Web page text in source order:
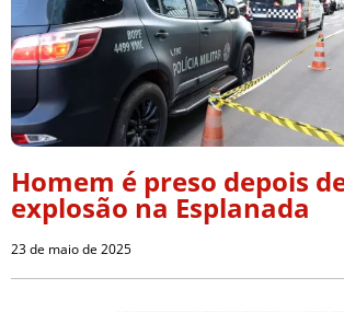
Homem é preso depois
explosão na Esplanada
23 de maio de 2025